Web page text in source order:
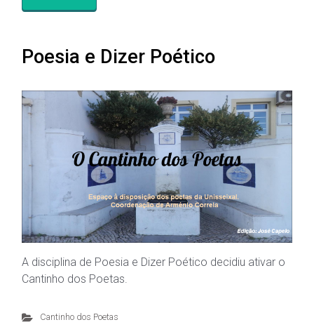
Poesia e Dizer Poético
A disciplina de Poesia e Dizer Poético decidiu ativar o
Cantinho dos Poetas.
Cantinho dos Poetas